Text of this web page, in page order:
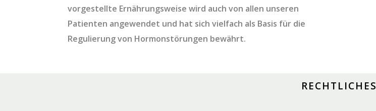
vorgestellte Ernährungsweise wird auch von allen unseren
Patienten angewendet und hat sich vielfach als Basis für die
Regulierung von Hormonstörungen bewährt.
RECHTLICHES